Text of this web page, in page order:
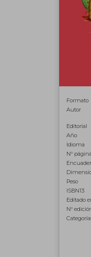
Formato
Autor
Editorial
Año
Idioma
N°
Peso
ISBN13
Editado
N°